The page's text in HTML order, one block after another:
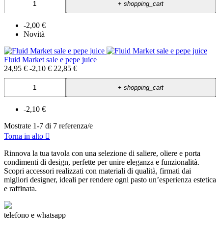
+shopping_cart
-2,00 €
Novità
Fluid Market sale e pepe juice
24,95 € -2,10 € 22,85 €
+shopping_cart
-2,10 €
Mostrate 1-7 di 7 referenza/e
Torna in alto 
Rinnova la tua tavola con una selezione di saliere, oliere e porta
condimenti di design, perfette per unire eleganza e funzionalità.
Scopri accessori realizzati con materiali di qualità, firmati dai
migliori designer, ideali per rendere ogni pasto un’esperienza estetica
e raffinata.
telefono e whatsapp